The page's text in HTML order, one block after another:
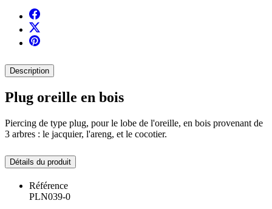
Description
Plug oreille en bois
Piercing de type plug, pour le lobe de l'oreille, en bois provenant de
3 arbres : le jacquier, l'areng, et le cocotier.
Détails du produit
Référence
PLN039-0